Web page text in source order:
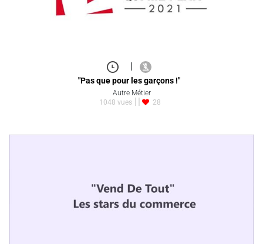
|
"Pas que pour les garçons !"
Autre Métier
1048 vues
28